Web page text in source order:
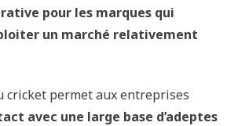
pour les marques qui
un marché relativement
cricket permet aux entreprises
avec une large base d’adeptes